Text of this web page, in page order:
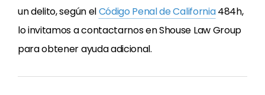
un delito, según elCódigo Penal de California484h,
lo invitamos a contactarnos en Shouse Law Group
para obtener ayuda adicional.